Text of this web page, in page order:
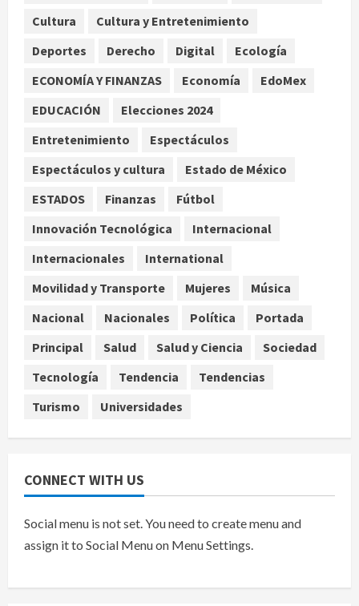
centenario de la Asociación de
Scouts en México
agosto 7, 2026
Desplome de la IA arrastra a fondos
agosto 7, 2026
4
Estudio en Science vincula el
consumo de fruta ancestral con la
evolución del cerebro humano
agosto 7, 2026
Internacional
EE.UU. amplía revisión de redes
sociales para visados de periodistas
y ciertos ciudadanos de México y
agosto 7, 2026
Cultura
Cultura y Entretenimiento
Deportes
Derecho Digital
Ecología
ECONOMÍA Y FINANZAS
Economía
EdoMex
EDUCACIÓN
Elecciones 2024
Entretenimiento
Espectáculos
Espectáculos y cultura
Estado de México
ESTADOS
Finanzas
Fútbol
Innovación Tecnológica
Internacional
Internacionales
International
Movilidad y Transporte
Mujeres
Música
Nacional
Nacionales Política
Portada
Principal
Salud Salud y Ciencia
Sociedad
Tecnología
Tendencia
Tendencias
Turismo
Universidades
CONNECT WITH US
Social menu is not set. You need to create menu and
assign it to Social Menu on Menu Settings.